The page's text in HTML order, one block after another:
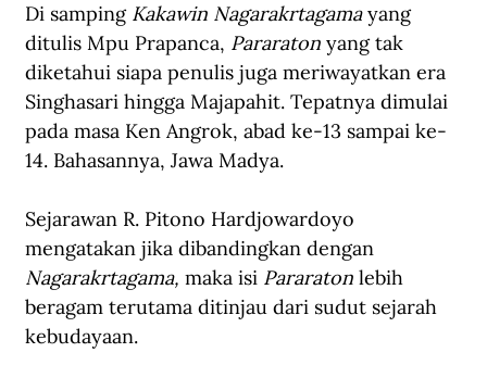
Di samping Kakawin Nagarakrtagama yang
ditulis Mpu Prapanca, Pararaton yang tak
diketahui siapa penulis juga meriwayatkan era
Singhasari hingga Majapahit. Tepatnya dimulai
pada masa Ken Angrok, abad ke-13 sampai ke-
14. Bahasannya, Jawa Madya.
Sejarawan R. Pitono Hardjowardoyo
mengatakan jika dibandingkan dengan
Nagarakrtagama, maka isi Pararaton lebih
beragam terutama ditinjau dari sudut sejarah
kebudayaan.